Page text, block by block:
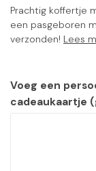
Prachtig koffertje
een pasgeboren
verzonden! Lees
Voeg een
cadeaukaartje